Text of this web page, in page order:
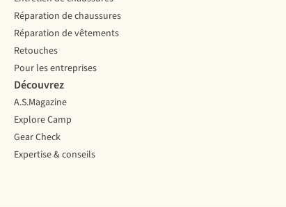
Réparation de chaussures
Réparation de vêtements
Retouches
Pour les entreprises
Découvrez
A.S.Magazine
Explore Camp
Gear Check
Expertise & conseils